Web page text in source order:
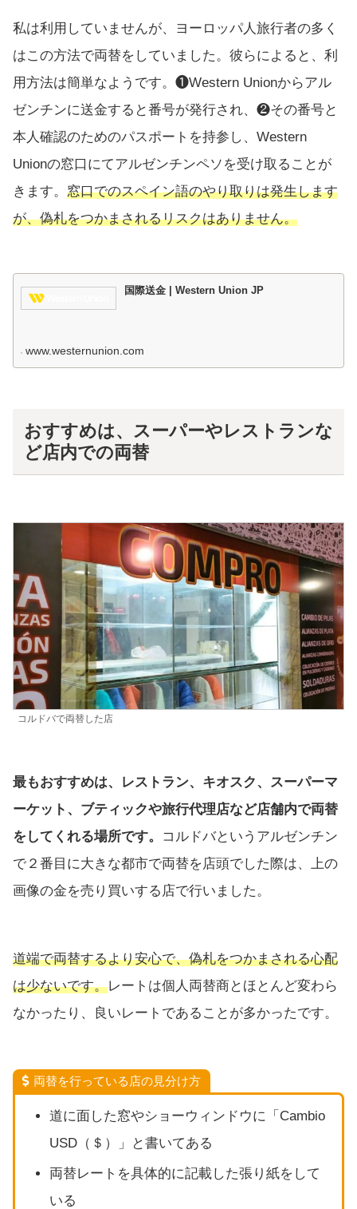
私は利用していませんが、ヨーロッパ人旅行者の多く
はこの方法で両替をしていました。彼らによると、利
用方法は簡単なようです。❶Western Unionからアル
ゼンチンに送金すると番号が発行され、❷その番号と
本人確認のためのパスポートを持参し、Western
Unionの窓口にてアルゼンチンペソを受け取ることが
きます。 窓口でのスペイン語のやり取りは発生します
が、偽札をつかまされるリスクはありません。
国際送金 | Western Union JP
www.westernunion.com
おすすめは、スーパーやレストランな
ど店内での両替
コルドバで両替した店
最もおすすめは、レストラン、キオスク、スーパーマ
ーケット、ブティックや旅行代理店など店舗内で両替
をしてくれる場所です。
コルドバというアルゼンチン
で２番目に大きな都市で両替を店頭でした際は、上の
画像の金を売り買いする店で行いました。
道端で両替するより安心で、偽札をつかまされる心配
は少ないです。レートは個人両替商とほとんど変わら
なかったり、良いレートであることが多かったです。
両替を行っている店の見分け方
道に面した窓やショーウィンドウに「Cambio
USD（＄）」と書いてある
両替レートを具体的に記載した張り紙をして
いる